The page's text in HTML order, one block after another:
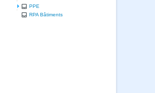
PPE
RPA Bâtiments